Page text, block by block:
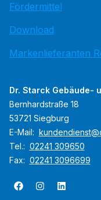
Fördermittel
Download
Markenlieferanten
Dr. Starck Gebäude-
Bernhardstraße 18
53721 Siegburg
E-Mail:
Tel.: 02241 309650
Fax: 02241 3096699